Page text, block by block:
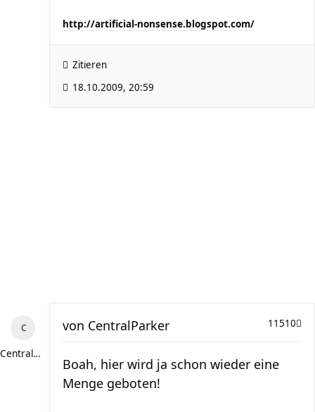
http://artificial-nonsense.blogspot.com/
Zitieren
18.10.2009, 20:59
CentralParker
11510
von CentralParker
Boah, hier wird ja schon wieder eine
Menge geboten!